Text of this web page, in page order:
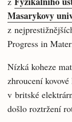
Masarykovy
z
Progress in
Nízká koheze
zhroucení
v britské
došlo roztržení